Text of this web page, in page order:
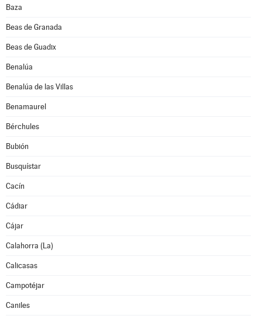
Baza
Beas de Granada
Beas de Guadix
Benalúa
Benalúa de las Villas
Benamaurel
Bérchules
Bubión
Busquístar
Cacín
Cádiar
Cájar
Calahorra (La)
Calicasas
Campotéjar
Caniles